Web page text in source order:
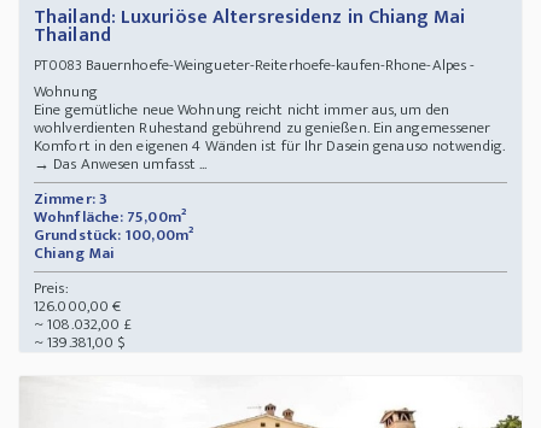
Thailand: Luxuriöse Altersresidenz in Chiang Mai
Thailand
PT0083 Bauernhoefe-Weingueter-Reiterhoefe-kaufen-Rhone-Alpes -
Wohnung
Eine gemütliche neue Wohnung reicht nicht immer aus, um den
wohlverdienten Ruhestand gebührend zu genießen. Ein angemessener
Komfort in den eigenen 4 Wänden ist für Ihr Dasein genauso notwendig.
→ Das Anwesen umfasst ...
Zimmer: 3
Wohnfläche: 75,00m²
Grundstück: 100,00m²
Chiang Mai
Preis:
126.000,00 €
~ 108.032,00 £
~ 139.381,00 $